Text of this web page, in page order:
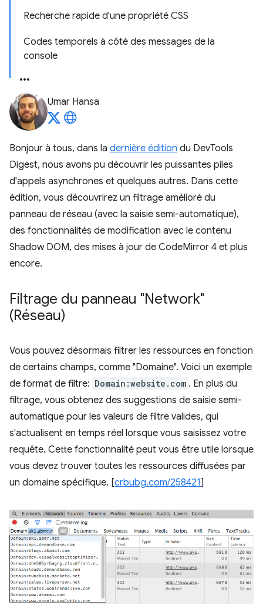
Recherche rapide d'une propriété CSS
Codes temporels à côté des messages de la
console
Umar Hansa
Bonjour à tous, dans la dernière édition du DevTools
Digest, nous avons pu découvrir les puissantes piles
d'appels asynchrones et quelques autres. Dans cette
édition, vous découvrirez un filtrage amélioré du
panneau de réseau (avec la saisie semi-automatique),
des fonctionnalités de modification avec le contenu
Shadow DOM, des mises à jour de CodeMirror 4 et plus
encore.
Filtrage du panneau "Network"
(Réseau)
Vous pouvez désormais filtrer les ressources en fonction
de certains champs, comme "Domaine". Voici un exemple
de format de filtre: Domain:website.com . En plus du
filtrage, vous obtenez des suggestions de saisie semi-
automatique pour les valeurs de filtre valides, qui
s'actualisent en temps réel lorsque vous saisissez votre
requête. Cette fonctionnalité peut vous être utile lorsque
vous devez trouver toutes les ressources diffusées par
un domaine spécifique. [crbubg.com/258421]